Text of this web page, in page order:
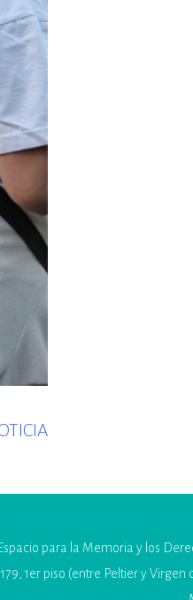
Next
para la Memoria y los
1er piso (entre Peltier y Virgen